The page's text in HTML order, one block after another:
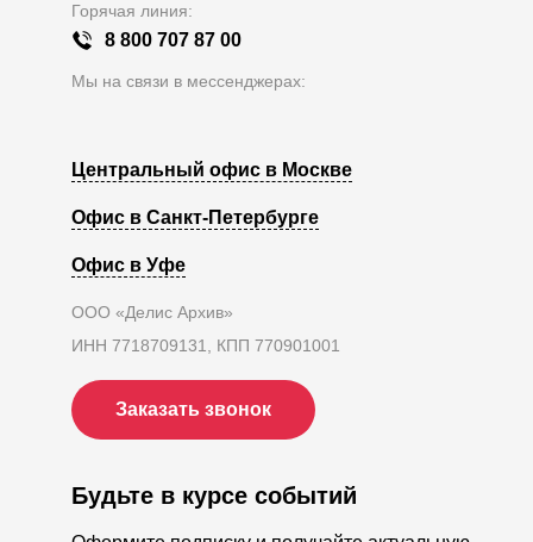
Горячая линия:
8 800 707 87 00
Мы на связи в мессенджерах:
Центральный офис в Москве
Офис в Санкт-Петербурге
Офис в Уфе
ООО «Делис Архив»
ИНН 7718709131, КПП 770901001
Заказать звонок
Будьте в курсе событий